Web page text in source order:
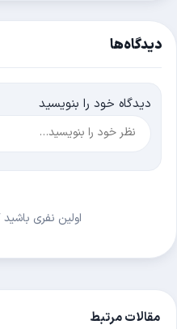
دیدگاه‌ها
دیدگاه خود را بنویسید
نام *
متن
دیدگاه
اولین نفری
مقالات مرتبط